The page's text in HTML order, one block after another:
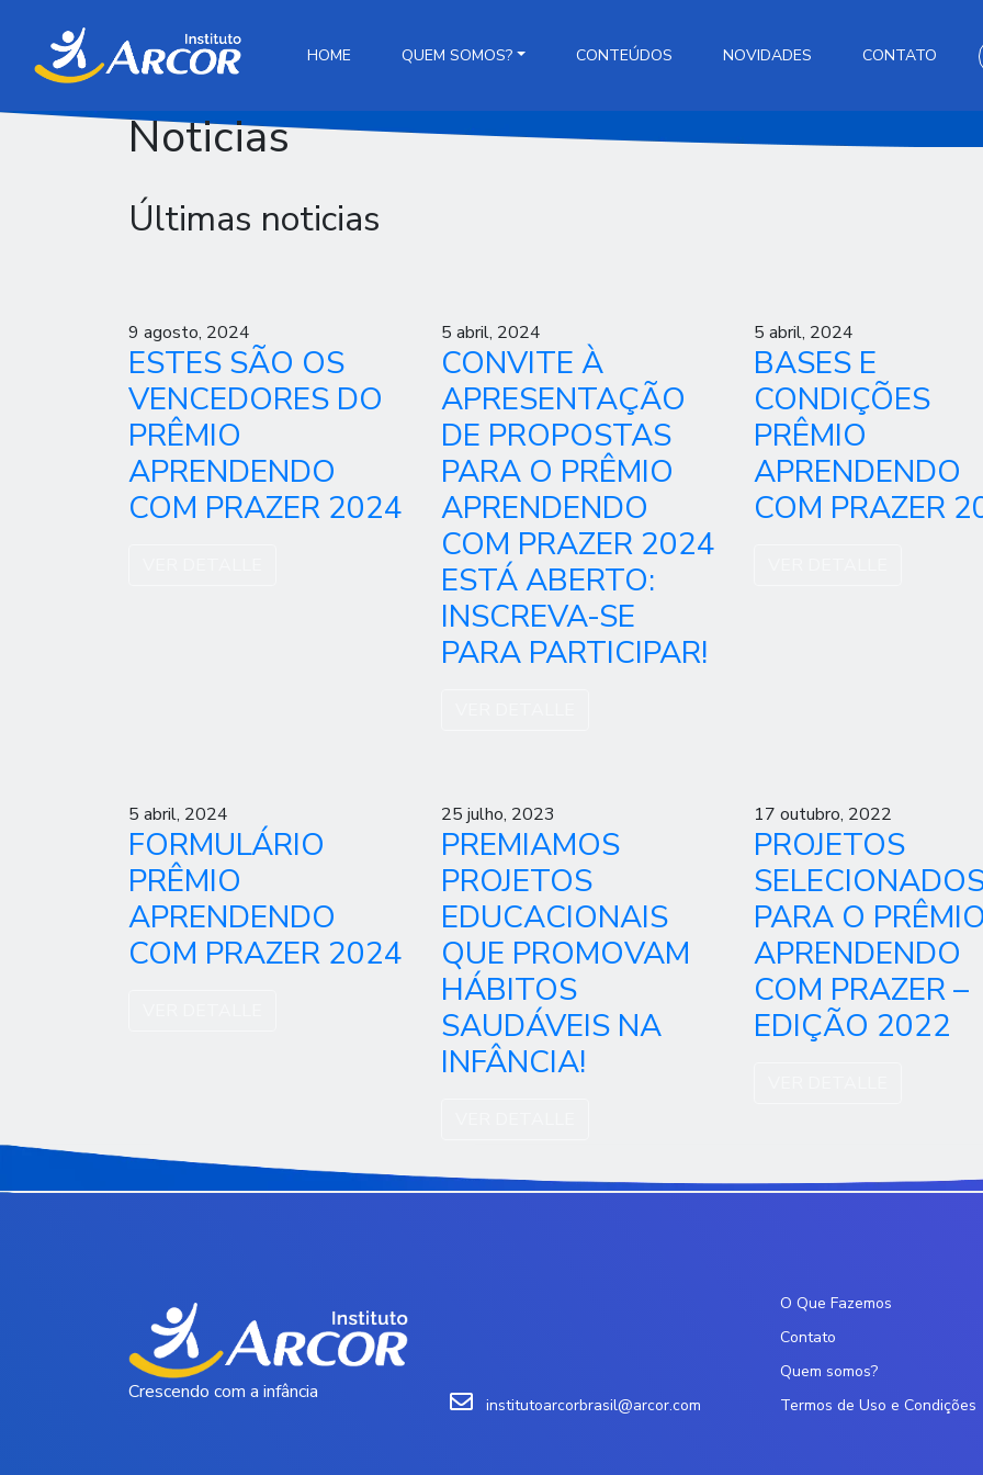
HOME QUEM SOMOS? CONTEÚDOS NOVIDADES CONTATO
Noticias
Últimas noticias
9 agosto, 2024
ESTES SÃO OS
VENCEDORES DO
PRÊMIO
APRENDENDO
COM PRAZER 2024
5 abril, 2024
CONVITE À
APRESENTAÇÃO
DE PROPOSTAS
PARA O PRÊMIO
APRENDENDO
COM PRAZER 2024
ESTÁ ABERTO:
INSCREVA-SE
PARA PARTICIPAR!
5 abril, 2024
BASES E
CONDIÇÕES
PRÊMIO
APRENDENDO
COM PRAZER
5 abril, 2024
FORMULÁRIO
PRÊMIO
APRENDENDO
COM PRAZER 2024
25 julho, 2023
PREMIAMOS
PROJETOS
EDUCACIONAIS
QUE PROMOVAM
HÁBITOS
SAUDÁVEIS NA
INFÂNCIA!
17 outubro, 2022
PROJETOS
PARA O PRÊMIO
APRENDENDO
COM PRAZER –
EDIÇÃO 2022
Crescendo com a infância
institutoarcorbrasil@arcor.com
O Que Fazemos
Contato
Quem somos?
Termos de Uso e Condições